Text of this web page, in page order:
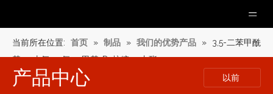
当前所在位置: 首页 » 制品 » 我们的优势产品 »
3,5-二苯甲酰
基-2-去氧-2-氟-2 甲基-D-核糖-γ-内酯
产品中心 以前